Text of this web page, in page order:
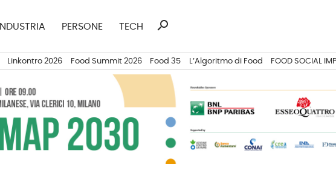
INDUSTRIA PERSONE TECH
Ricerca
search
Linkontro 2026 Food Summit 2026 Food 35 L’Algoritmo di Food FOOD SOCIAL